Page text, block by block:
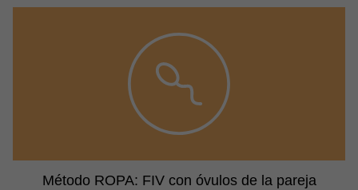
Método ROPA: FIV con óvulos de la pareja